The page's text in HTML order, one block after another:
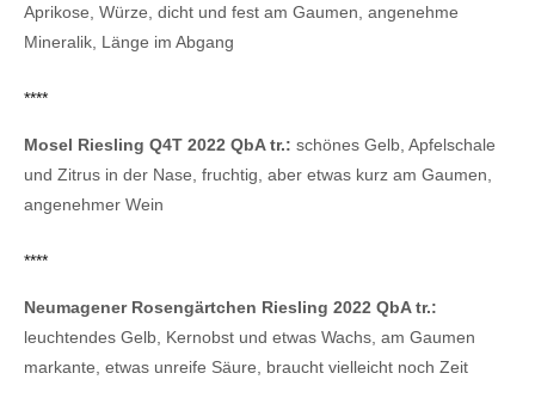
Aprikose, Würze, dicht und fest am Gaumen, angenehme
Mineralik, Länge im Abgang
****
Mosel Riesling Q4T 2022 QbA tr.: schönes Gelb, Apfelschale
und Zitrus in der Nase, fruchtig, aber etwas kurz am Gaumen,
angenehmer Wein
****
Neumagener Rosengärtchen Riesling 2022 QbA tr.:
leuchtendes Gelb, Kernobst und etwas Wachs, am Gaumen
markante, etwas unreife Säure, braucht vielleicht noch Zeit